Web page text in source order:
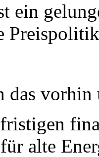
ein
das
alte